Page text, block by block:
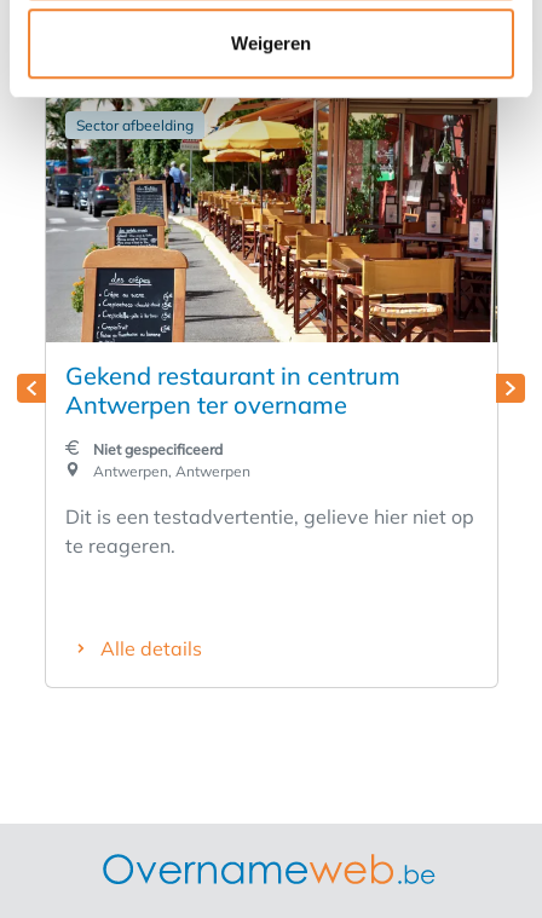
Weigeren
Sector afbeelding
Gekend restaurant in centrum
Antwerpen ter overname
Niet gespecificeerd
Antwerpen, Antwerpen
Dit is een testadvertentie, gelieve hier niet op
te reageren.
Alle details